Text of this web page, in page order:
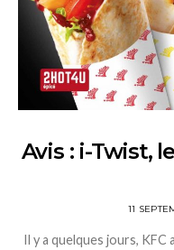
Avis : i-Twist,
11
Il y a quelques jours,